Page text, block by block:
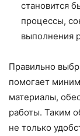
становится
процессы,
выполнения
Правильно
помогает
материалы,
работы. Таким
не только